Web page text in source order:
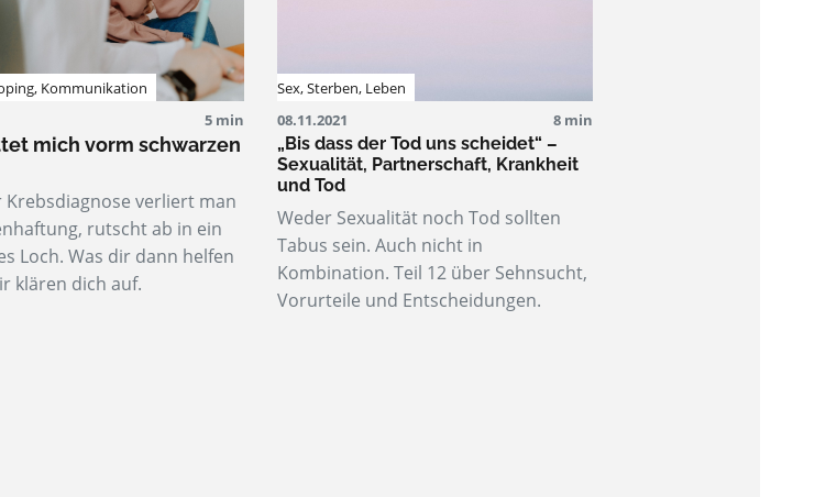
, Kommunikation
5 min
mich vorm schwarzen
Krebsdiagnose verliert man
rutscht ab in ein
Loch. Was dir dann helfen
klären dich auf.
Sex,Sterben, Leben
08.11.2021
8 min
„Bis dass der Tod uns scheidet“ –
Sexualität, Partnerschaft, Krankheit
und Tod
Weder Sexualität noch Tod sollten
Tabus sein. Auch nicht in
Kombination. Teil 12 über Sehnsucht,
Vorurteile und Entscheidungen.